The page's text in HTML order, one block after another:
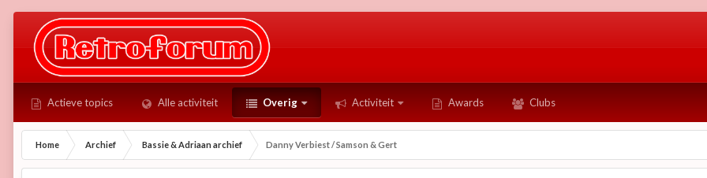
Actieve topics Alle activiteit Overig Activiteit Awards Clubs
Home Archief Bassie & Adriaan archief Danny Verbiest / Samson & Gert